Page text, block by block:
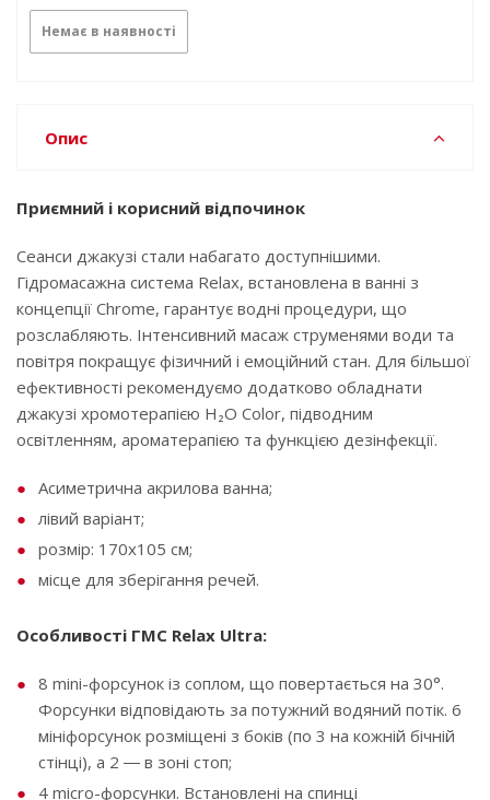
Немає в наявності
Опис
Приємний і корисний відпочинок
Сеанси джакузі стали набагато доступнішими.
Гідромасажна система Relax, встановлена ​​в ванні з
концепції Chrome, гарантує водні процедури, що
розслабляють. Інтенсивний масаж струменями води та
повітря покращує фізичний і емоційний стан. Для більшої
ефективності рекомендуємо додатково обладнати
джакузі хромотерапією H₂O Color, підводним
освітленням, ароматерапією та функцією дезінфекції.
Асиметрична акрилова ванна;
лівий варіант;
розмір: 170х105 см;
місце для зберігання речей.
Особливості ГМС Relax Ultra:
8 mini-форсунок із соплом, що повертається на 30°.
Форсунки відповідають за потужний водяний потік. 6
мініфорсунок розміщені з боків (по 3 на кожній бічній
стінці), а 2 ― в зоні стоп;
4 micro-форсунки. Встановлені на спинці